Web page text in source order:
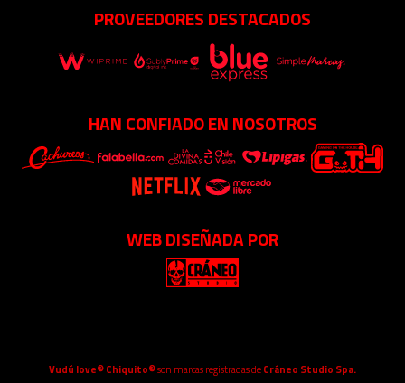
PROVEEDORES DESTACADOS
HAN CONFIADO EN NOSOTROS
WEB DISEÑADA POR
Vudú love® Chiquito®son marcas registradas deCráneo Studio Spa.